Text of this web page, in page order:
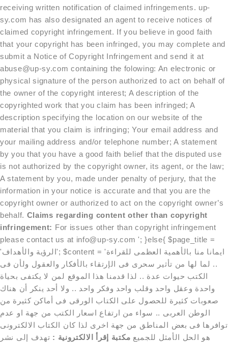
receiving written notification of claimed infringements. up-
sy.com has also designated an agent to receive notices of
claimed copyright infringement. If you believe in good faith
that your copyright has been infringed, you may complete and
submit a Notice of Copyright Infringement and send it at
abuse@up-sy.com containing the folowing: An electronic or
physical signature of the person authorized to act on behalf of
the owner of the copyright interest; A description of the
copyrighted work that you claim has been infringed; A
description specifying the location on our website of the
material that you claim is infringing; Your email address and
your mailing address and/or telephone number; A statement
by you that you have a good faith belief that the disputed use
is not authorized by the copyright owner, its agent, or the law;
A statement by you, made under penalty of perjury, that the
information in your notice is accurate and that you are the
copyright owner or authorized to act on the copyright owner’s
behalf. Claims regarding content other than copyright
infringement: For issues other than copyright infringement
please contact us at info@up-sy.com '; }else{ $page_title =
'الرؤية والأهداف'; $content = 'ايمانا منا بالأهمية العظمى للقراءة
.. لما لها من تأثير سحرى فى الإرتقاء بالأفكار والعقول ولأن فى
الكتب حيوات عدة .. لذا قدمنا هذا الموقع لمن لا يكتفى بحياة
واحدة وعقل واحد وقلب واحد وفكر واحد .. ولا أحد ينكر أن هناك
صعوبات كثيرة للحصول على الكتاب الورقى فى أماكن كثيرة من
الوطن العربى .. سواء من ارتفاع اسعار الكتب من جهة او عدم
توافرها فى بعض المناطق من جهة اخرى لذا كان الكتاب الالكترونى
هو الحل الأمثل للجميع مكتبة إقرأ الالكترونية : تهدف إلى نشر